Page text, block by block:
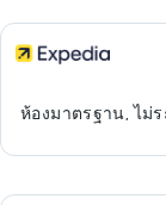
ห้องมาตรฐาน, ไม่ร